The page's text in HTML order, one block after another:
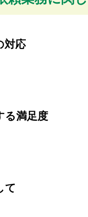
対応
る満足度
て